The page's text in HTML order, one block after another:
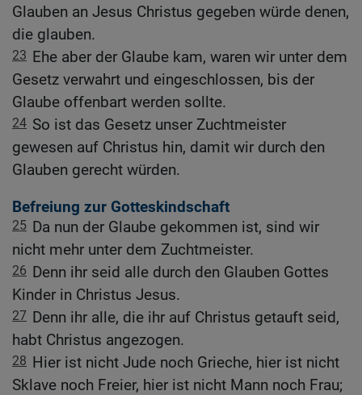
Glauben an Jesus Christus gegeben würde denen,
die glauben.
23 Ehe aber der Glaube kam, waren wir unter dem
Gesetz verwahrt und eingeschlossen, bis der
Glaube offenbart werden sollte.
24 So ist das Gesetz unser Zuchtmeister
gewesen auf Christus hin, damit wir durch den
Glauben gerecht würden.
Befreiung zur Gotteskindschaft
25 Da nun der Glaube gekommen ist, sind wir
nicht mehr unter dem Zuchtmeister.
26 Denn ihr seid alle durch den Glauben Gottes
Kinder in Christus Jesus.
27 Denn ihr alle, die ihr auf Christus getauft seid,
habt Christus angezogen.
28 Hier ist nicht Jude noch Grieche, hier ist nicht
Sklave noch Freier, hier ist nicht Mann noch Frau;